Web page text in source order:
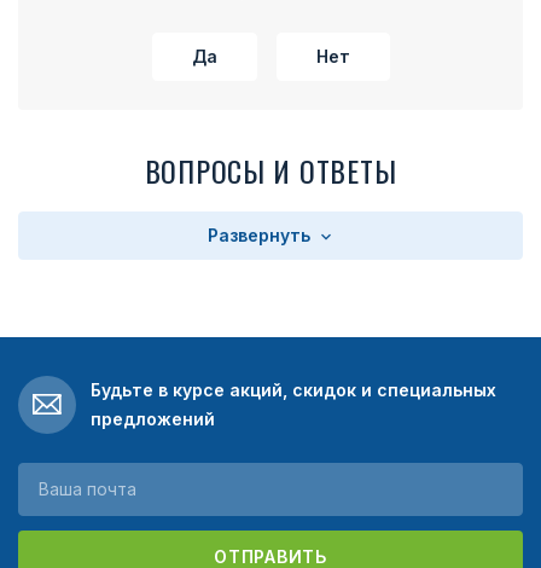
Да Нет
ВОПРОСЫ И ОТВЕТЫ
Развернуть
Будьте в курсе акций, скидок и специальных
предложений
ОТПРАВИТЬ